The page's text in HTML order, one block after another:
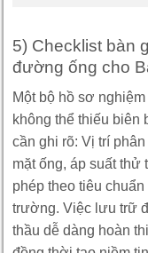
5) Checklist bàn
đường ống cho
Một bộ hồ sơ
không thể thiếu
cần ghi rõ: Vị trí
mặt ống, áp suất
phép theo tiêu
trường. Việc lưu trữ
thầu dễ dàng hoàn